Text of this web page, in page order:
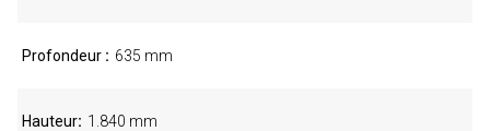
Profondeur 635 mm
Hauteur 1.840 mm